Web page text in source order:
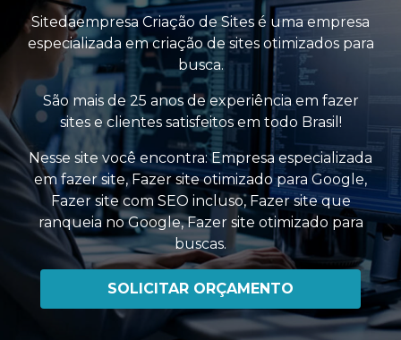
Sitedaempresa Criação de Sites é uma empresa
especializada em criação de sites otimizados para
busca.
São mais de 25 anos de experiência em fazer
sites e clientes satisfeitos em todo Brasil!
Nesse site você encontra:Empresa especializada
em fazer site,Fazer site otimizado para Google,
Fazer site com SEO incluso, Fazer site que
ranqueia no Google,Fazer site otimizado para
buscas.
SOLICITAR ORÇAMENTO